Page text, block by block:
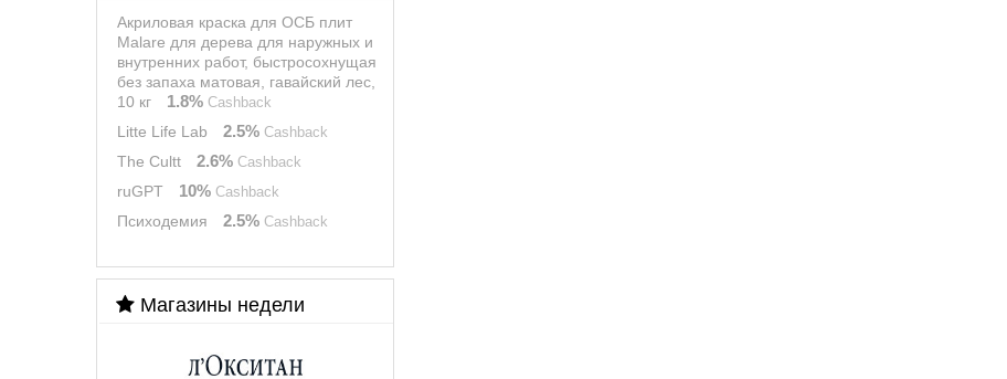
Акриловая краска для ОСБ плит
Malare для дерева для наружных и
внутренних работ, быстросохнущая
без запаха матовая, гавайский лес,
10 кг
1.8% Cashback
Litte Life Lab 2.5% Cashback
The Cultt 2.6% Cashback
ruGPT 10% Cashback
Психодемия 2.5% Cashback
Магазины недели